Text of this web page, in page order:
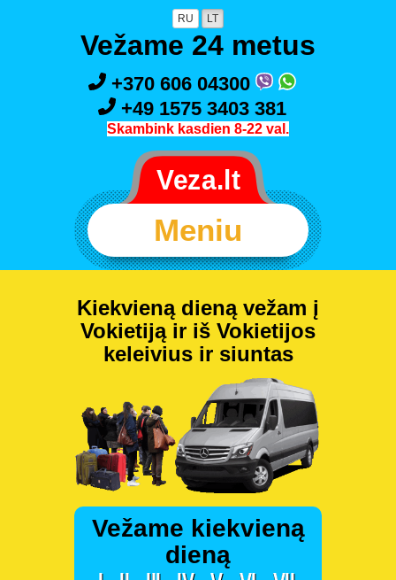
RU LT
Vežame 24 metus
+370 606 04300
+49 1575 3403 381
Skambink kasdien 8-22 val.
Meniu
Kiekvieną dieną vežam į
Vokietiją ir iš Vokietijos
keleivius ir siuntas
Vežame kiekvieną
dieną